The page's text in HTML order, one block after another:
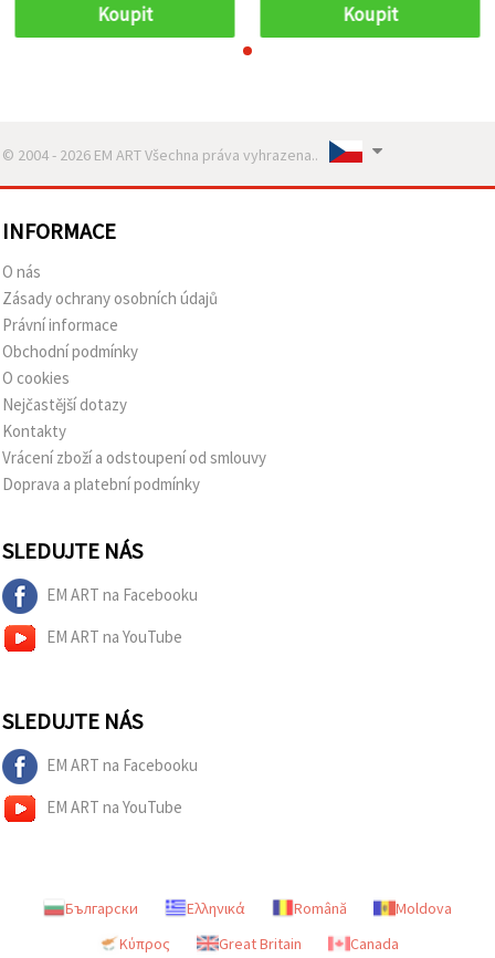
Koupit Koupit
© 2004 - 2026 EM ART Všechna práva vyhrazena..
INFORMACE
O nás
Zásady ochrany osobních údajů
Právní informace
Obchodní podmínky
O cookies
Nejčastější dotazy
Kontakty
Vrácení zboží a odstoupení od smlouvy
Doprava a platební podmínky
SLEDUJTE NÁS
EM ART na Facebooku
EM ART na YouTube
SLEDUJTE NÁS
EM ART na Facebooku
EM ART na YouTube
Български Ελληνικά Română
Moldova
Κύπρος
Great Britain Canada